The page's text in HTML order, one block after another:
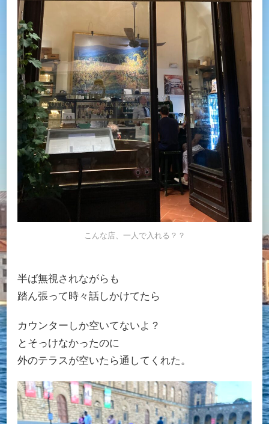
こんな店、一人で入れる？？
半ば無視されながらも
踏ん張って時々話しかけてたら
カウンターしか空いてないよ？
とそっけなかったのに
外のテラスが空いたら通してくれた。